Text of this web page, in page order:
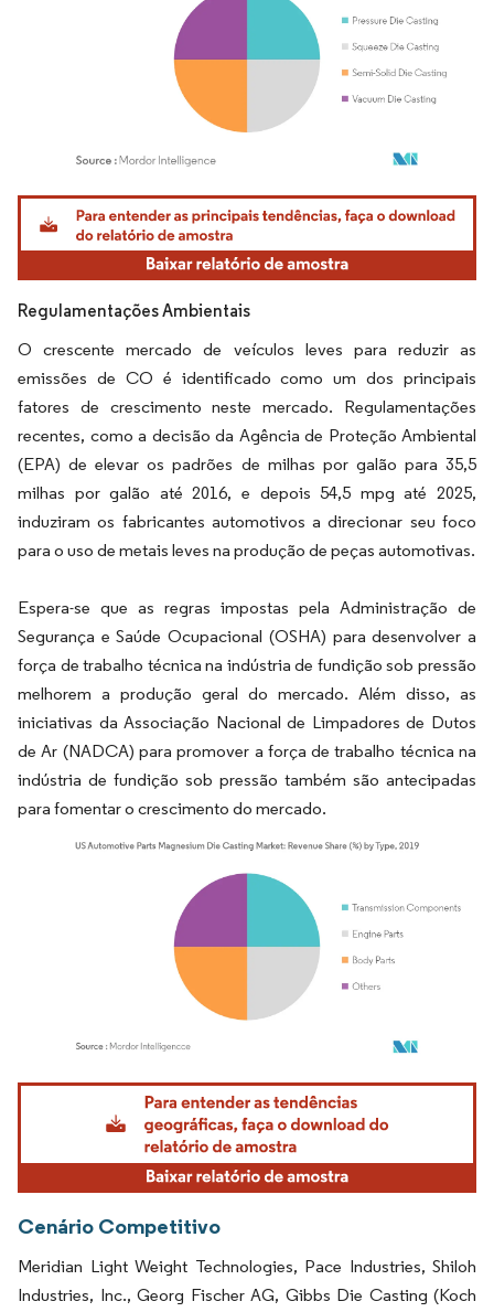
Imagem © Mordor Intelligence. O reuso requer atribuição conforme CC BY 4.0.
Regulamentações Ambientais
O crescente mercado de veículos leves para reduzir as
emissões de CO é identificado como um dos principais
fatores de crescimento neste mercado. Regulamentações
recentes, como a decisão da Agência de Proteção Ambiental
(EPA) de elevar os padrões de milhas por galão para 35,5
milhas por galão até 2016, e depois 54,5 mpg até 2025,
induziram os fabricantes automotivos a direcionar seu foco
para o uso de metais leves na produção de peças automotivas.
Espera-se que as regras impostas pela Administração de
Segurança e Saúde Ocupacional (OSHA) para desenvolver a
força de trabalho técnica na indústria de fundição sob pressão
melhorem a produção geral do mercado. Além disso, as
iniciativas da Associação Nacional de Limpadores de Dutos
de Ar (NADCA) para promover a força de trabalho técnica na
indústria de fundição sob pressão também são antecipadas
para fomentar o crescimento do mercado.
Imagem © Mordor Intelligence. O reuso requer atribuição conforme CC BY 4.0.
Cenário Competitivo
Meridian Light Weight Technologies, Pace Industries, Shiloh
Industries, Inc., Georg Fischer AG, Gibbs Die Casting (Koch